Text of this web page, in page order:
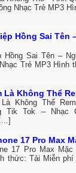
Nhạc Trẻ MP3
Hồng Sai Tên
Hồng Sai Tên –
Trẻ MP3
Là Không Thể
Là Không Thể
Tik Tok – Nhạc
17 Pro Max
17 Pro Max
thức: Tải Miễn